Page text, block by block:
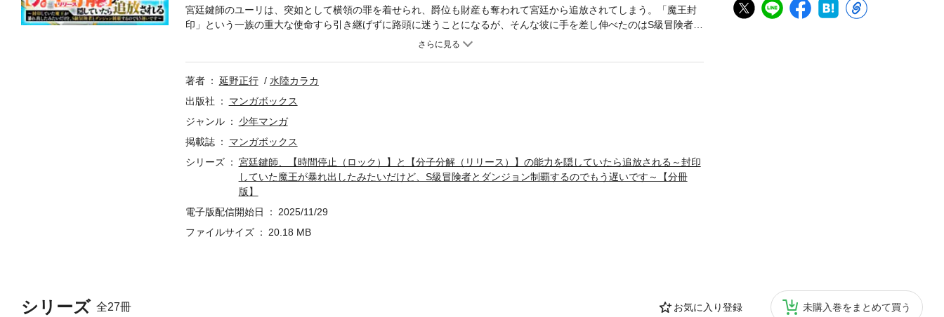
シリーズ 全27冊 お気に入り登録 未購入巻をまとめて買う
宮廷鍵師のユーリは、突如として横領の罪を着せられ、爵位も財産も奪われて宮廷から追放されてしまう。「魔王封
印」という一族の重大な使命すら引き継げずに路頭に迷うことになるが、そんな彼に手を差し伸べたのはS級冒険者の
アストリアだった！ 素人同然の自分を冒険者に勧誘する理由がわからず困惑するユーリ。しかし、役立たずと思われ
著者
延野正行
水陸カラカ
出版社
マンガボックス
ジャンル
少年マンガ
掲載誌
マンガボックス
シリーズ
宮廷鍵師、【時間停止（ロック）】と【分子分解（リリース）】の能力を隠していたら追放される～封印
していた魔王が暴れ出したみたいだけど、S級冒険者とダンジョン制覇するのでもう遅いです～【分冊
版】
電子版配信開始日
2025/11/29
ファイルサイズ
20.18 MB